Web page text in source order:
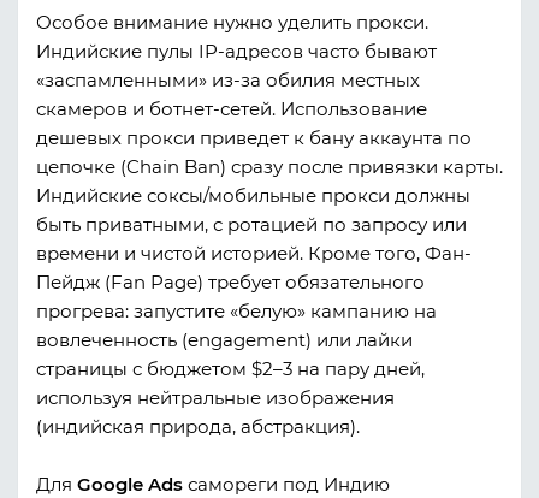
Особое внимание нужно уделить прокси.
Индийские пулы IP-адресов часто бывают
«заспамленными» из-за обилия местных
скамеров и ботнет-сетей. Использование
дешевых прокси приведет к бану аккаунта по
цепочке (Chain Ban) сразу после привязки карты.
Индийские соксы/мобильные прокси должны
быть приватными, с ротацией по запросу или
времени и чистой историей. Кроме того, Фан-
Пейдж (Fan Page) требует обязательного
прогрева: запустите «белую» кампанию на
вовлеченность (engagement) или лайки
страницы с бюджетом $2–3 на пару дней,
используя нейтральные изображения
(индийская природа, абстракция).
Для Google Ads самореги под Индию